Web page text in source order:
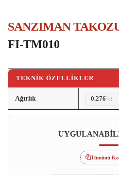
SANZIMAN
FI-TM010
TEKNIK ÖZELLIKLER
Ağırlık 0.276kg
Tümünü